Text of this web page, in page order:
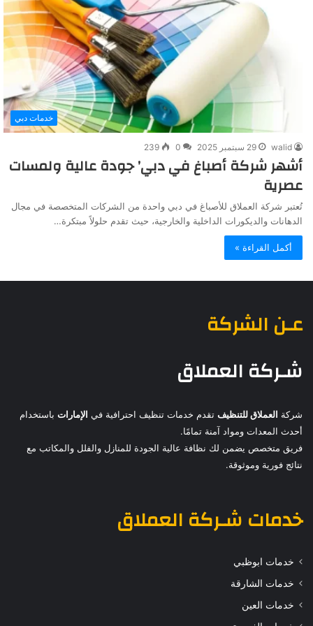
خدمات دبي
walid 29 سبتمبر 2025 0
239
أشهر شركة أصباغ في دبي’ جودة عالية ولمسات
عصرية
تُعتبر شركة العملاق للأصباغ في دبي واحدة من الشركات المتخصصة في مجال
الدهانات والديكورات الداخلية والخارجية، حيث تقدم حلولاً مبتكرة…
أكمل القراءة »
عـن الشركة
شـركة العملاق
شركة العملاق للتنظيف تقدم خدمات تنظيف احترافية في الإمارات باستخدام
أحدث المعدات ومواد آمنة تمامًا.
فريق متخصص يضمن لك نظافة عالية الجودة للمنازل والفلل والمكاتب مع
نتائج فورية وموثوقة.
خدمات شـركة العملاق
خدمات ابوظبي
خدمات الشارقة
خدمات العين